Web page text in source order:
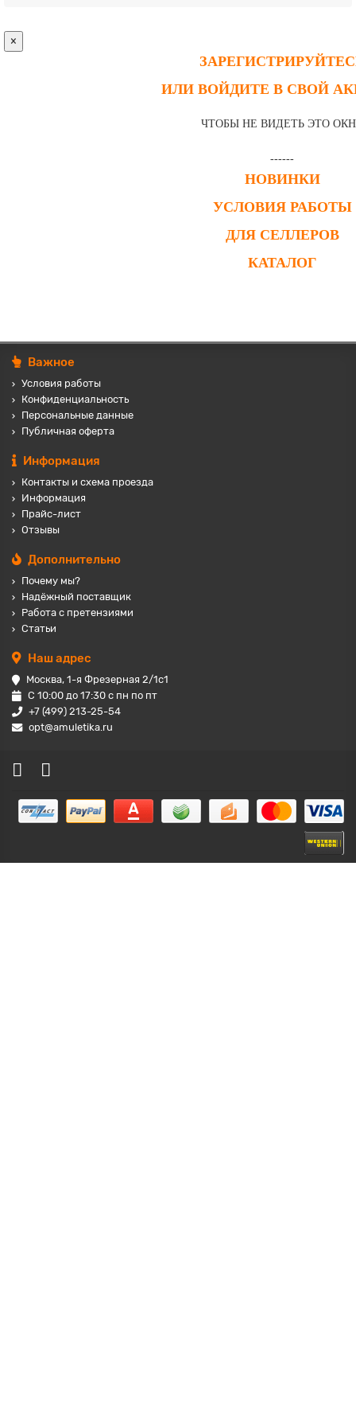
×
ИЛИ ВОЙДИТЕ В СВОЙ
ЧТОБЫ НЕ ВИДЕТЬ ЭТО
------
НОВИНКИ
УСЛОВИЯ РАБОТЫ
ДЛЯ СЕЛЛЕРОВ
КАТАЛОГ
Важное
Условия работы
Конфиденциальность
Персональные данные
Публичная оферта
Информация
Контакты и схема проезда
Информация
Прайс-лист
Отзывы
Дополнительно
Почему мы?
Надёжный поставщик
Работа с претензиями
Статьи
Наш адрес
Москва, 1-я Фрезерная 2/1с1
С 10:00 до 17:30 с пн по пт
+7 (499) 213-25-54
opt@amuletika.ru